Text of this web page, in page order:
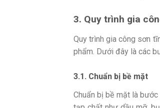
3. Quy trình gia
Quy trình gia công sơn
phẩm. Dưới đây là các
3.1. Chuẩn bị bề mặt
Chuẩn bị bề mặt là